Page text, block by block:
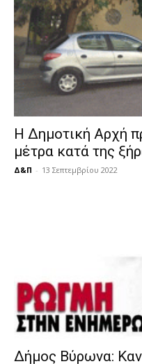
Η Δημοτική Αρχή
μέτρα κατά της
Δ&Π - 13 Σεπτεμβρίου 2022
Δήμος Βύρωνα: